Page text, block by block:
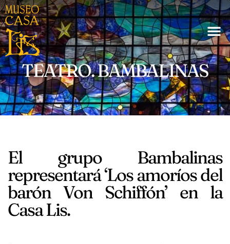
TEATRO. BAMBALINAS
El grupo Bambalinas
representará ‘Los amoríos del
barón Von Schiffón’ en la
Casa Lis.